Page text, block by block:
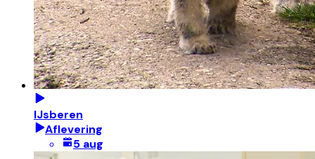
IJsberen
Aflevering
5 aug